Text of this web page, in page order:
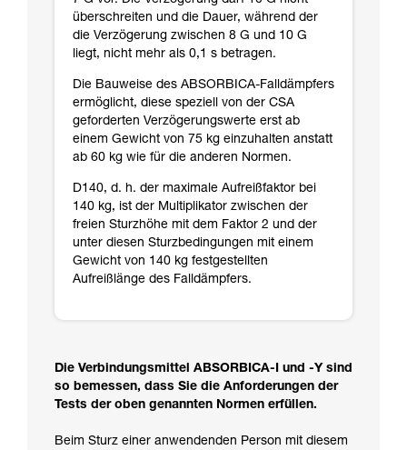
überschreiten und die Dauer, während der
die Verzögerung zwischen 8 G und 10 G
liegt, nicht mehr als 0,1 s betragen.
Die Bauweise des ABSORBICA-Falldämpfers
ermöglicht, diese speziell von der CSA
geforderten Verzögerungswerte erst ab
einem Gewicht von 75 kg einzuhalten anstatt
ab 60 kg wie für die anderen Normen.
D140, d. h. der maximale Aufreißfaktor bei
140 kg, ist der Multiplikator zwischen der
freien Sturzhöhe mit dem Faktor 2 und der
unter diesen Sturzbedingungen mit einem
Gewicht von 140 kg festgestellten
Aufreißlänge des Falldämpfers.
Die Verbindungsmittel ABSORBICA-I und -Y sind
so bemessen, dass Sie die Anforderungen der
Tests der oben genannten Normen erfüllen.
Beim Sturz einer anwendenden Person mit diesem